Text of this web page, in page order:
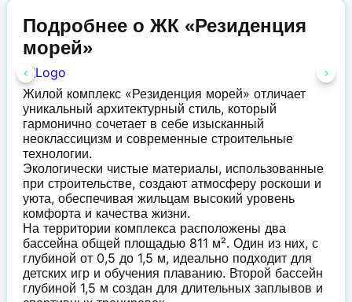
Подробнее о ЖК «Резиденция
морей»
Жилой комплекс «Резиденция морей» отличает
уникальный архитектурный стиль, который
гармонично сочетает в себе изысканный
неоклассицизм и современные строительные
технологии.
Экологически чистые материалы, использованные
при строительстве, создают атмосферу роскоши и
уюта, обеспечивая жильцам высокий уровень
комфорта и качества жизни.
На территории комплекса расположены два
бассейна общей площадью 811 м². Один из них, с
глубиной от 0,5 до 1,5 м, идеально подходит для
детских игр и обучения плаванию. Второй бассейн
глубиной 1,5 м создан для длительных заплывов и